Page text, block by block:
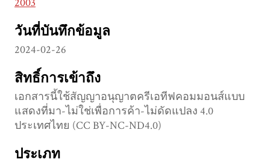
2003
วันที่บันทึกข้อมูล
2024-02-26
สิทธิ์การเข้าถึง
เอกสารนี้ใช้สัญญาอนุญาตครีเอทีฟคอมมอนส์แบบ
แสดงที่มา-ไม่ใช่เพื่อการค้า-ไม่ดัดแปลง 4.0
ประเทศไทย (CC BY-NC-ND4.0)
ประเภท